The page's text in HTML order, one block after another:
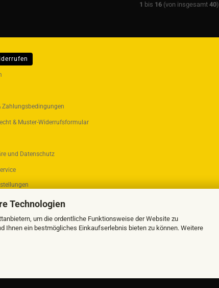
Technologien
um die ordentliche Funktionsweise der Website zu
Ihnen ein bestmögliches Einkaufserlebnis bieten zu können. Weitere
1 bis 16 (von insgesamt40)
Zahlungsbedingungen
& Muster-Widerrufsformular
und Datenschutz